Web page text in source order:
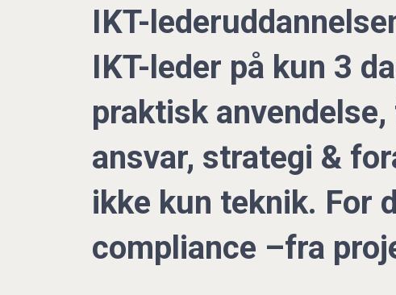
IKT-
IKT-leder på kun 3
praktisk
ansvar, strategi &
ikke kun teknik. For
compliance –fra